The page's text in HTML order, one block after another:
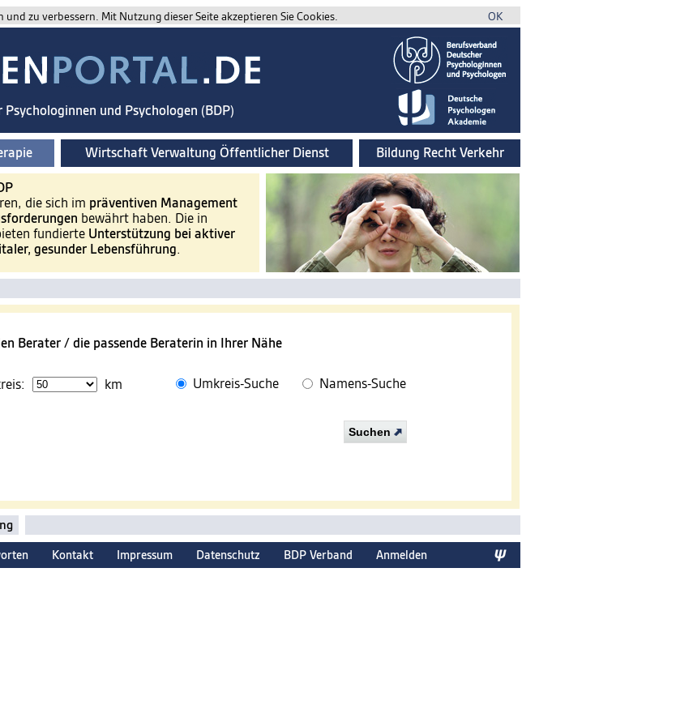
zu verbessern. Mit Nutzung dieser Seite akzeptieren Sie Cookies. OK
und Psychologen (BDP)
Wirtschaft Verwaltung Öffentlicher Dienst Bildung Recht Verkehr
die sich im präventiven Management
bewährt haben. Die in
fundierte Unterstützung bei aktiver
gesunder Lebensführung.
Berater / die passende Beraterin in Ihrer Nähe
km Umkreis-Suche Namens-Suche
Suchen
Kontakt Impressum Datenschutz BDP Verband Anmelden